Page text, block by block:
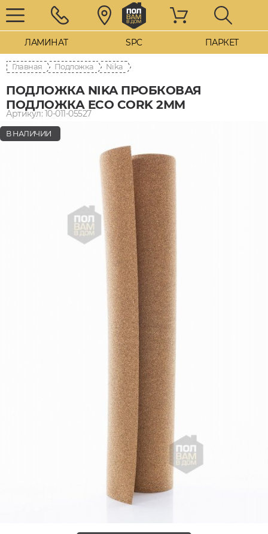
ЛАМИНАТ SPC ПАРКЕТ
Главная Подложка Nika
ПОДЛОЖКА NIKA ПРОБКОВАЯ
ПОДЛОЖКА ECO CORK 2ММ
Артикул: 10-011-05527
В НАЛИЧИИ